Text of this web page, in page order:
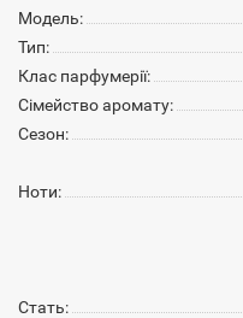
Модель:
Тип:
Клас парфумерії:
Сімейство аромату:
Сезон:
Ноти:
Стать: